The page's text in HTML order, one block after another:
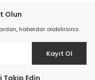
Olun
haberdar olabilirsiniz.
Kayıt Ol
Takip Edin